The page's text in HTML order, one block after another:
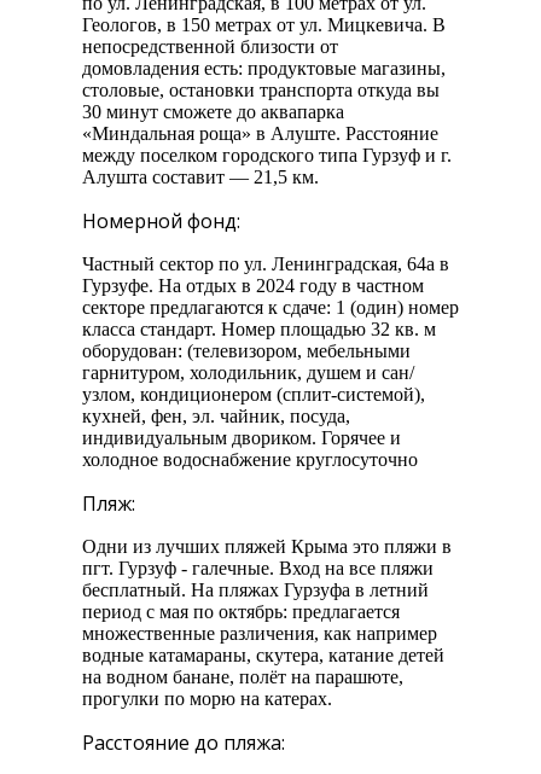
Геологов, в 150 метрах от ул. Мицкевича. В
непосредственной близости от
домовладения есть: продуктовые магазины,
столовые, остановки транспорта откуда вы
30 минут сможете до аквапарка
«Миндальная роща» в Алуште. Расстояние
между поселком городского типа Гурзуф и г.
Алушта составит — 21,5 км.
Номерной фонд:
Частный сектор по ул. Ленинградская, 64а в
Гурзуфе. На отдых в 2024 году в частном
секторе предлагаются к сдаче: 1 (один) номер
класса стандарт. Номер площадью 32 кв. м
оборудован: (телевизором, мебельными
гарнитуром, холодильник, душем и сан/
узлом, кондиционером (сплит-системой),
кухней, фен, эл. чайник, посуда,
индивидуальным двориком. Горячее и
холодное водоснабжение круглосуточно
Пляж:
Одни из лучших пляжей Крыма это пляжи в
пгт. Гурзуф - галечные. Вход на все пляжи
бесплатный. На пляжах Гурзуфа в летний
период с мая по октябрь: предлагается
множественные различения, как например
водные катамараны, скутера, катание детей
на водном банане, полёт на парашюте,
прогулки по морю на катерах.
Расстояние до пляжа: